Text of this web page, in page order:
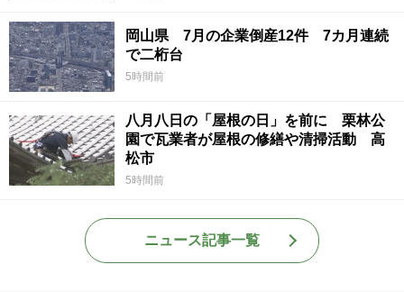
岡山県 7月の企業倒産12件 7カ月連続
で二桁台
5時間前
八月八日の「屋根の日」を前に 栗林公
園で瓦業者が屋根の修繕や清掃活動 高
松市
5時間前
ニュース記事一覧